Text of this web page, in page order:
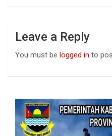
Leave a Reply
You must be logged in to